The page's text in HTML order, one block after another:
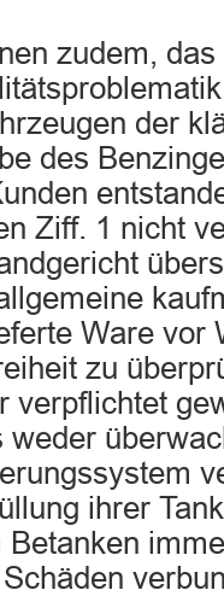
zudem,
der
des
Ziff. 1 nicht
Ware vor
zu
verpflichtet
weder
ihrer